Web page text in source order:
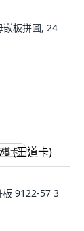
板拼圖, 24
道卡)
板 9122-57 3